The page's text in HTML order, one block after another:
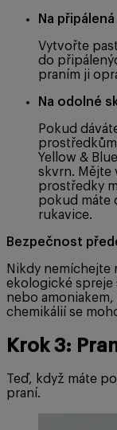
Na
Vytvořte
do
praním ji
Na odolné
Pokud
Yellow &
skvrn. Mějte
prostředky
pokud máte
rukavice.
Bezpečnost
Nikdy
ekologické spreje
nebo
chemikálií se
Krok 3:
Teď, když máte
praní.